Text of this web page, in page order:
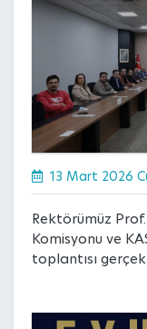
13 Mart 2026
Rektörümüz
Komisyonu ve
toplantısı